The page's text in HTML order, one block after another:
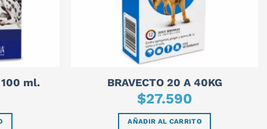
100 ml. BRAVECTO 20 A 40KG
$27.590
AÑADIR AL CARRITO